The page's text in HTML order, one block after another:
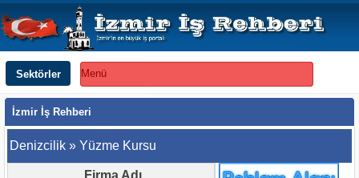
Sektörler Menü
İzmir İş Rehberi
Denizcilik » Yüzme Kursu
Firma Adı